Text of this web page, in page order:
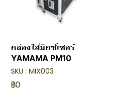
กล่องใส่มิกซ์เซอร์
YAMAMA PM10
SKU : MIX003
฿0